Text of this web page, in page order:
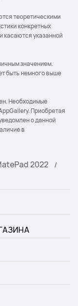
теоретическими
конкретных
касаются указанной
значением.
быть немного выше
Необходимые
Приобретая
о данной
в
2022